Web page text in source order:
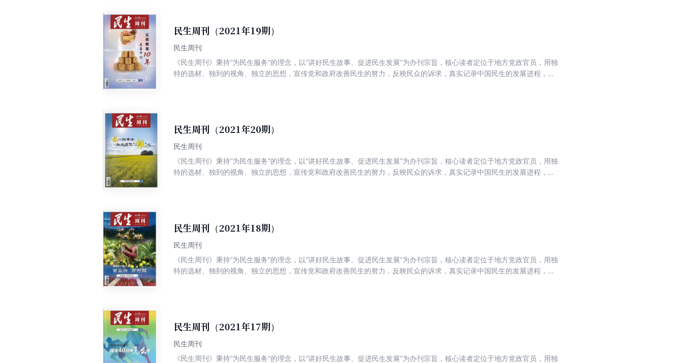
民生周刊（2021年19期）
民生周刊
《民生周刊》秉持“为民生服务”的理念，以“讲好民生故事、促进民生发展”为办刊宗旨，核心读者定位于地方党政官员，用独
特的选材、独到的视角、独立的思想，宣传党和政府改善民生的努力，反映民众的诉求，真实记录中国民生的发展进程，力
民生周刊（2021年20期）
民生周刊
《民生周刊》秉持“为民生服务”的理念，以“讲好民生故事、促进民生发展”为办刊宗旨，核心读者定位于地方党政官员，用独
特的选材、独到的视角、独立的思想，宣传党和政府改善民生的努力，反映民众的诉求，真实记录中国民生的发展进程，力
民生周刊（2021年18期）
民生周刊
《民生周刊》秉持“为民生服务”的理念，以“讲好民生故事、促进民生发展”为办刊宗旨，核心读者定位于地方党政官员，用独
特的选材、独到的视角、独立的思想，宣传党和政府改善民生的努力，反映民众的诉求，真实记录中国民生的发展进程，力
民生周刊（2021年17期）
民生周刊
《民生周刊》秉持“为民生服务”的理念，以“讲好民生故事、促进民生发展”为办刊宗旨，核心读者定位于地方党政官员，用独